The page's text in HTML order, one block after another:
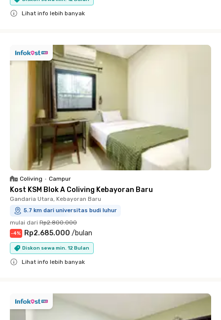
Lihat info lebih banyak
Coliving • Campur
Kost KSM Blok A Coliving Kebayoran Baru
Gandaria Utara, Kebayoran Baru
5.7 km dari universitas budi luhur
mulai dari Rp2.800.000
-4% Rp2.685.000 /bulan
Diskon sewa min. 12 Bulan
Lihat info lebih banyak